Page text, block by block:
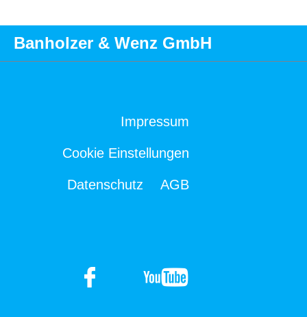
Banholzer & Wenz GmbH
Impressum
Cookie Einstellungen
Datenschutz AGB